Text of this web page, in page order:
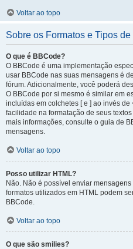
Voltar ao topo
Sobre os Formatos e Tipos
O que é BBCode?
O BBCode é uma implementação
usar BBCode nas suas mensagens é
fórum. Adicionalmente, você poderá
O BBCode por si mesmo é similar em
incluídas em colchetes [ e ] ao invés
facilidade na formatação de seus
mais informações, consulte o guia de
mensagens.
Voltar ao topo
Posso utilizar HTML?
Não. Não é possível enviar
formatos utilizados em HTML podem
BBCode.
Voltar ao topo
O que são smilies?